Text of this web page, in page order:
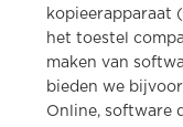
kopieerapparaat
het toestel
maken van
bieden we
Online, software